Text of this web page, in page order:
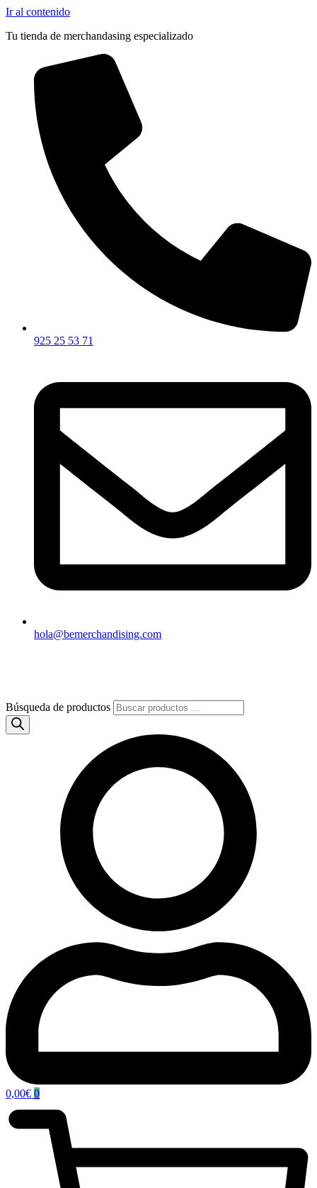
Ir al contenido
Tu tienda de merchandasing especializado
925 25 53 71
hola@bemerchandising.com
Búsqueda de productos
0,00€ 0